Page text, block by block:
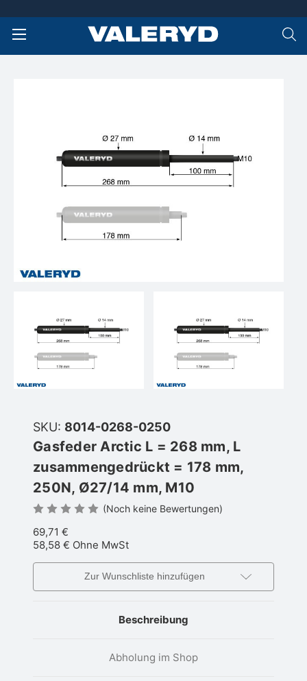
SKU: 8014-0268-0250
Gasfeder Arctic L = 268 mm, L
zusammengedrückt = 178 mm,
250N, Ø27/14 mm, M10
(Noch keine Bewertungen)
69,71 €
58,58 € Ohne MwSt
Zur Wunschliste hinzufügen
Beschreibung
Abholung im Shop